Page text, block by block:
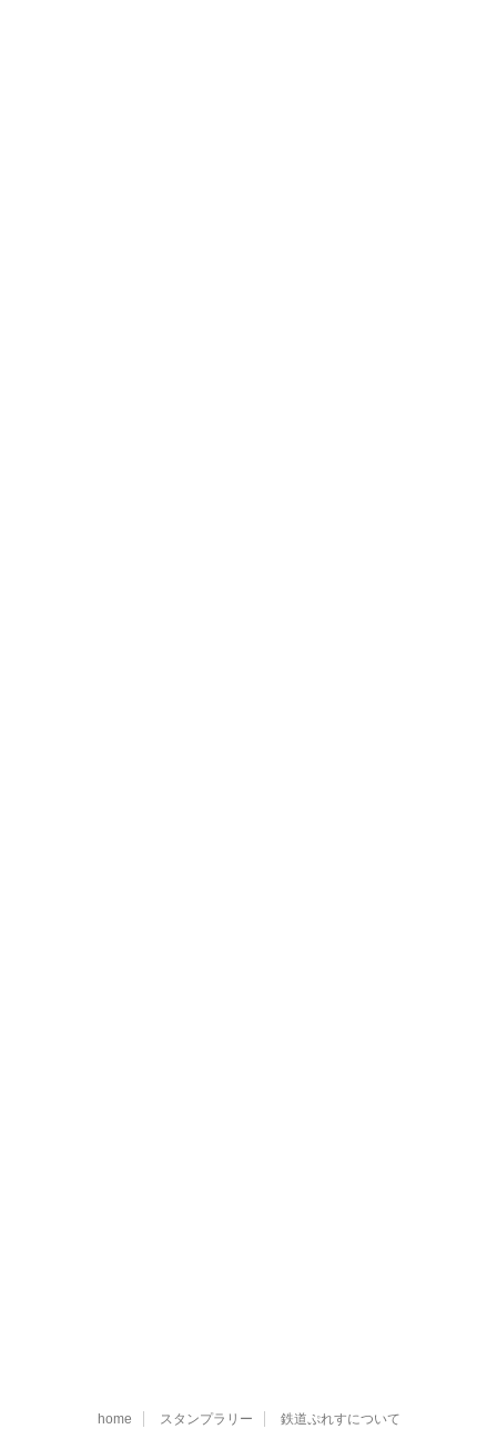
home スタンプラリー 鉄道ぷれすについて